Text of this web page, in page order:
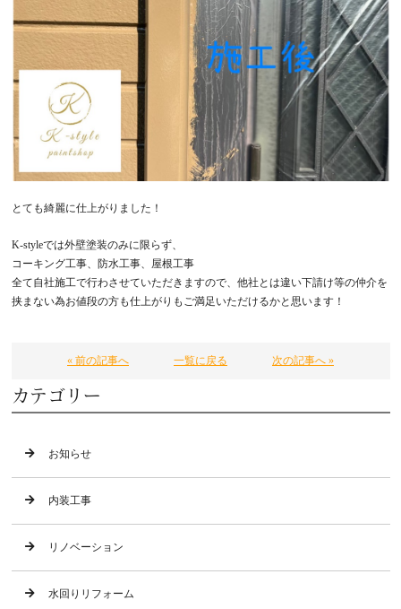
とても綺麗に仕上がりました！
K-styleでは外壁塗装のみに限らず、
コーキング工事、防水工事、屋根工事
全て自社施工で行わさせていただきますので、他社とは違い下請け等の仲介を
挟まない為お値段の方も仕上がりもご満足いただけるかと思います！
« 前の記事へ 一覧に戻る 次の記事へ »
カテゴリー
お知らせ
内装工事
リノベーション
水回りリフォーム